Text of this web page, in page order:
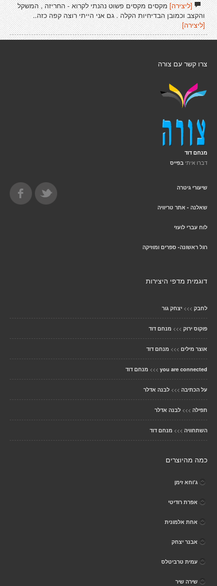
[ליצירה]מקסים מקסים פשוט נהנתי לקרוא - החריזה , המשקל
והקצב וכמובן הבדיחיות הקלה . גם אני הייתי רוצה קפה כזה..
[ליצירה]
צרו קשר עם צורה
מנחם דוד
דברו איתי בפייס
שיעורי גיטרה
שאלנה - אתר טריוויה
לוח עברי לועזי
רגל ראשונה- ספרים ומוזיקה
דוגמית מדפי היצירות
לחבק >>> יצחק גור
פוקוס ירוק >>> מנחם דוד
אוצר מילים >>> מנחם דוד
you are connected
>>> מנחם דוד
על הכתיבה >>> לבנה אדלר
תפילה >>> לבנה אדלר
השתחוויה >>> מנחם דוד
כמה מהיוצרים
ג'וחא זימן
אפרת רודיטי
אחת אלמונית
אבנר יצחק
עמית טרביטלס
שירה שיר